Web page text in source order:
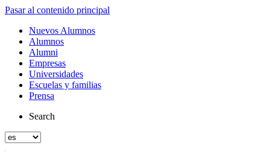
Pasar al contenido principal
Nuevos Alumnos
Alumnos
Alumni
Empresas
Universidades
Escuelas y familias
Prensa
Search